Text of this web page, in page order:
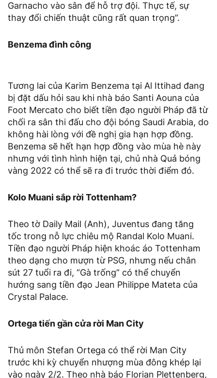
Garnacho vào sân để hỗ trợ đội. Thực tế, sự
thay đổi chiến thuật cũng rất quan trọng”.
Benzema đình công
Tương lai của Karim Benzema tại Al Ittihad đang
bị đặt dấu hỏi sau khi nhà báo Santi Aouna của
Foot Mercato cho biết tiền đạo người Pháp đã từ
chối ra sân thi đấu cho đội bóng Saudi Arabia, do
không hài lòng với đề nghị gia hạn hợp đồng.
Benzema sẽ hết hạn hợp đồng vào mùa hè này
nhưng với tình hình hiện tại, chủ nhà Quả bóng
vàng 2022 có thể sẽ ra đi trước thời điểm đó.
Kolo Muani sắp rời Tottenham?
Theo tờ Daily Mail (Anh), Juventus đang tăng
tốc trong nỗ lực chiêu mộ Randal Kolo Muani.
Tiền đạo người Pháp hiện khoác áo Tottenham
theo dạng cho mượn từ PSG, nhưng nếu chân
sút 27 tuổi ra đi, “Gà trống” có thể chuyển
hướng sang tiền đạo Jean Philippe Mateta của
Crystal Palace.
Ortega tiến gần cửa rời Man City
Thủ môn Stefan Ortega có thể rời Man City
trước khi kỳ chuyển nhượng mùa đông khép lại
vào ngày 2/2. Theo nhà báo Florian Plettenberg,